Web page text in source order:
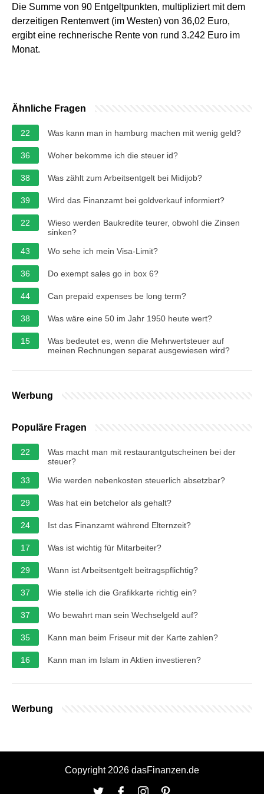
Die Summe von 90 Entgeltpunkten, multipliziert mit dem
derzeitigen Rentenwert (im Westen) von 36,02 Euro,
ergibt eine rechnerische Rente von rund 3.242 Euro im
Monat.
Ähnliche Fragen
22 Was kann man in hamburg machen mit wenig geld?
36 Woher bekomme ich die steuer id?
38 Was zählt zum Arbeitsentgelt bei Midijob?
39 Wird das Finanzamt bei goldverkauf informiert?
22
Wieso werden Baukredite teurer, obwohl die Zinsen
sinken?
43
Wo sehe ich mein Visa-Limit?
36 Do exempt sales go in box 6?
44 Can prepaid expenses be long term?
38 Was wäre eine 50 im Jahr 1950 heute wert?
15
Was bedeutet es, wenn die Mehrwertsteuer auf
meinen Rechnungen separat ausgewiesen wird?
Werbung
Populäre Fragen
22
Was macht man mit restaurantgutscheinen bei der
steuer?
33
Wie werden nebenkosten steuerlich absetzbar?
29 Was hat ein betchelor als gehalt?
24 Ist das Finanzamt während Elternzeit?
17 Was ist wichtig für Mitarbeiter?
29 Wann ist Arbeitsentgelt beitragspflichtig?
37 Wie stelle ich die Grafikkarte richtig ein?
37 Wo bewahrt man sein Wechselgeld auf?
35 Kann man beim Friseur mit der Karte zahlen?
16 Kann man im Islam in Aktien investieren?
Werbung
Copyright 2026 dasFinanzen.de